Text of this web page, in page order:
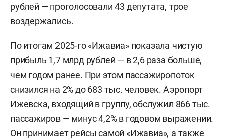
рублей — проголосовали 43 депутата, трое
воздержались.
По итогам 2025-го «Ижавиа» показала чистую
прибыль 1,7 млрд рублей — в 2,6 раза больше,
чем годом ранее. При этом пассажиропоток
снизился на 2% до 683 тыс. человек. Аэропорт
Ижевска, входящий в группу, обслужил 866 тыс.
пассажиров — минус 4,2% в годовом выражении.
Он принимает рейсы самой «Ижавиа», а также